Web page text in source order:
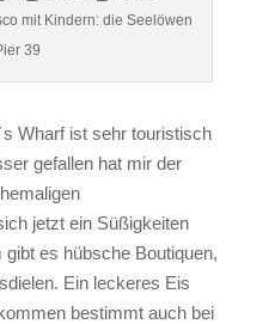
mit Kindern: die Seelöwen
39
Wharf ist sehr touristisch
gefallen hat mir der
jetzt ein Süßigkeiten
es hübsche Boutiquen,
Ein leckeres Eis
bestimmt auch bei